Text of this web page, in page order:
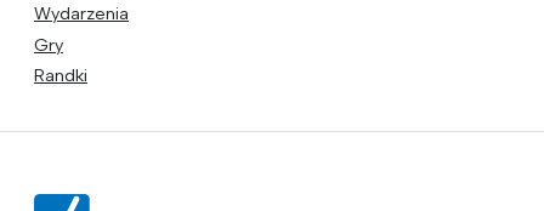
Wydarzenia
Gry
Randki